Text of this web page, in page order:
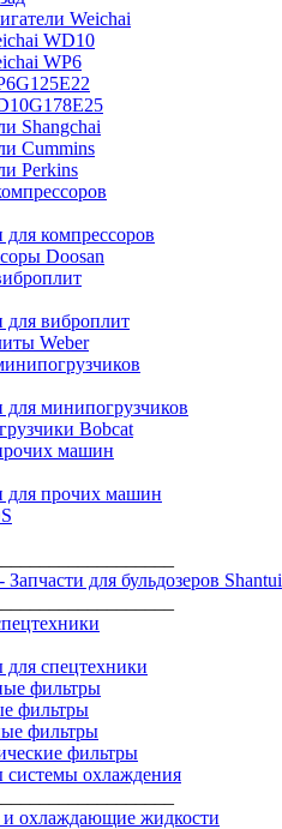
Weichai
WD10
WP6
Shangchai
Cummins
Perkins
для компрессоров
Doosan
для виброплит
Weber
для минипогрузчиков
Bobcat
машин
для прочих машин
для бульдозеров Shantui
спецтехники
фильтры
фильтры
фильтры
фильтры
системы охлаждения
и охлаждающие жидкости